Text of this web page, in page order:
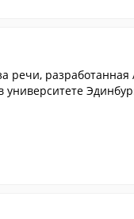
речи,
университете